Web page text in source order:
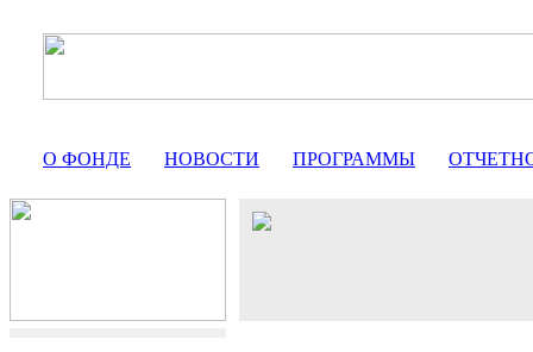
О ФОНДЕ НОВОСТИ ПРОГРАММЫ